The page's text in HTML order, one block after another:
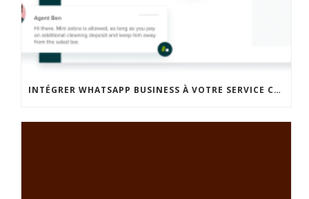
INTÉGRER WHATSAPP BUSINESS À VOTRE SERVICE CLIENT: L’AVANTAGE OMNICANAL